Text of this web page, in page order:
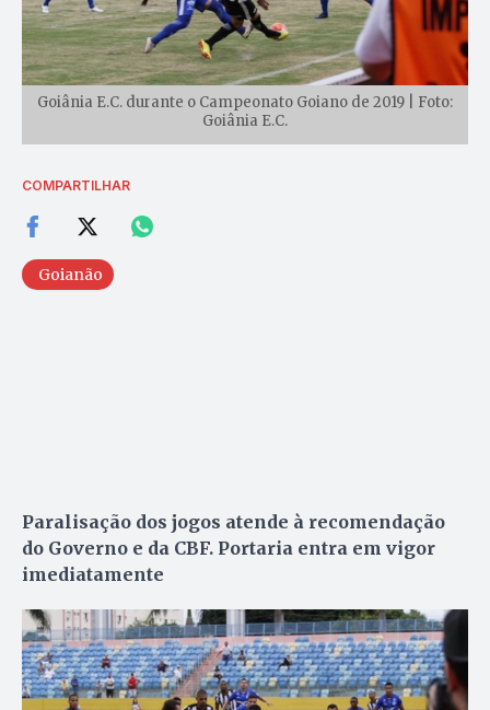
Goiânia E.C. durante o Campeonato Goiano de 2019 | Foto:
Goiânia E.C.
COMPARTILHAR
Goianão
Paralisação dos jogos atende à recomendação
do Governo e da CBF. Portaria entra em vigor
imediatamente